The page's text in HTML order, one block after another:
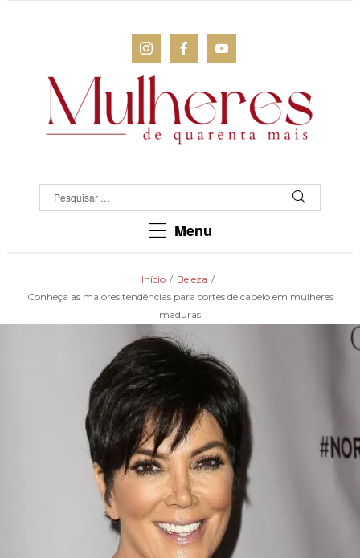
QUARENTA
Menu
Início / Beleza /
Conheça as maiores tendências para cortes de cabelo em mulheres
maduras